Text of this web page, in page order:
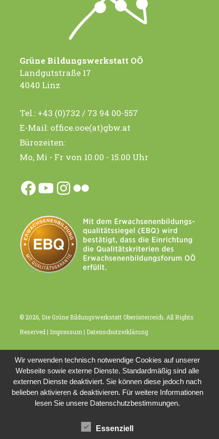
Grüne Bildungswerkstatt OÖ
Landgutstraße 17
4040 Linz
Tel.: +43 (0)732 / 73 94 00-557
E-Mail: office.ooe(at)gbw.at
Bürozeiten:
Mo, Mi - Fr von 10.00 - 15.00 Uhr
Facebook
YouTube
Instagram
Flickr
© 2026, Die Grüne Bildungswerkstatt Oberösterreich. All Rights
Reserved | Impressum | Datenschutzerklärung
Wir verwenden technisch notwendige Cookies auf unserer
Webseite sowie externe Dienste. Standardmäßig sind alle
externen Dienste deaktiviert. Sie können diese jedoch nach
belieben aktivieren & deaktivieren. Für weitere Informationen
lesen Sie unsere Datenschutzbestimmungen.
Essenziell